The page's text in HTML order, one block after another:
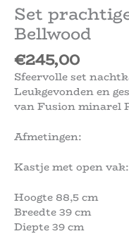
Set
Bellwood
€245,00
Sfeervolle set
Leukgevonden en
van Fusion minarel
Afmetingen:
Kastje met open vak:
Hoogte 88,5 cm
Breedte 39 cm
Diepte 39 cm